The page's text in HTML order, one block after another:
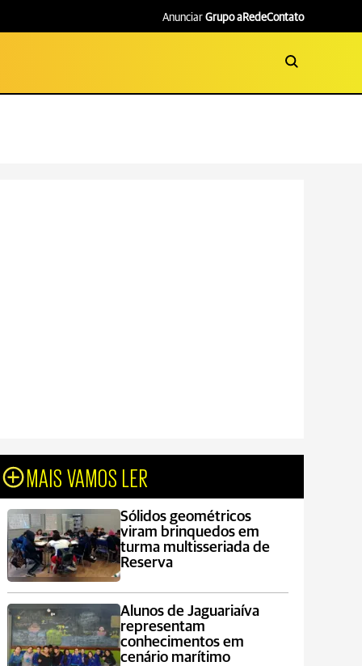
Anunciar Grupo aRedeContato
MAIS VAMOS LER
Sólidos geométricos
viram brinquedos em
turma multisseriada de
Reserva
Alunos de Jaguariaíva
representam
conhecimentos em
cenário marítimo